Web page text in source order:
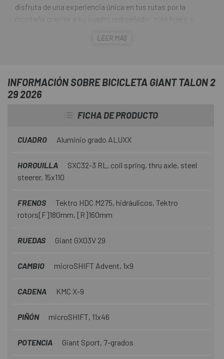
disfruta de una experiencia única en tus rutas por la
montaña gracias a su cuadro rediseñado: más ligero y
alta calidad, esta bicicleta garantiza una conducción
entrenamientos y embarcarse en nuevas aventuras
LEER MÁS
INFORMACIÓN SOBRE BICICLETA GIANT TALON 2
29 2026
FICHA DE PRODUCTO
CUADRO Aluminio grado ALUXX
HORQUILLA
SXC32-3 RL, coil spring, thru axle, steel
steerer, 15x110
FRENOS
Tektro HDC M275, hidráulicos, Tektro
rotors[F]180mm, [R]160mm
RUEDAS Giant GX03V 29
CAMBIO microSHIFT Advent, 1x9
CADENA KMC X-9
PIÑÓN microSHIFT, 11x46
POTENCIA Giant Sport, 7-grados